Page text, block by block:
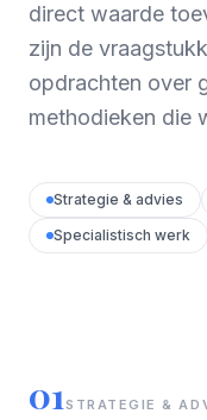
direct waarde
zijn de
opdrachten over
methodieken die
Strategie & advies
Specialistisch werk
01STRATEGIE &